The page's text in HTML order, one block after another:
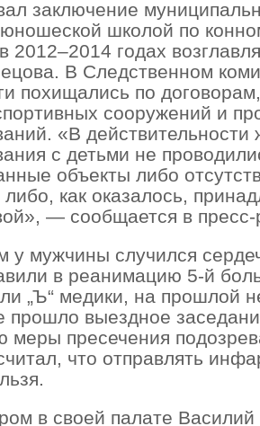
заключение
юношеской школой по
2012–2014 годах
В Следственном
похищались по
сооружений и
«В действительности
с детьми не
объекты либо
как оказалось,
— сообщается в
у мужчины случился
в реанимацию 5-й
„Ъ“ медики, на прошлой
прошло выездное
меры пресечения
что отправлять
в своей палате